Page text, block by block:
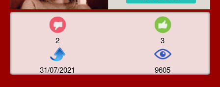
2 3
31/07/2021 9605